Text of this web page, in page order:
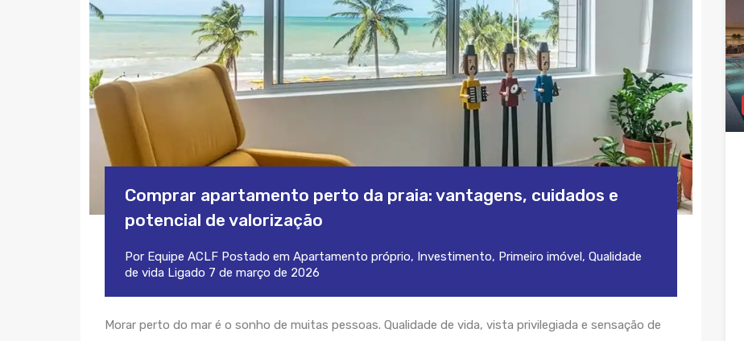
Comprar apartamento perto da praia: vantagens, cuidados e
potencial de valorização
Por Equipe ACLF Postado em Apartamento próprio, Investimento, Primeiro imóvel, Qualidade
de vida Ligado 7 de março de 2026
Morar perto do mar é o sonho de muitas pessoas. Qualidade de vida, vista privilegiada e sensação de